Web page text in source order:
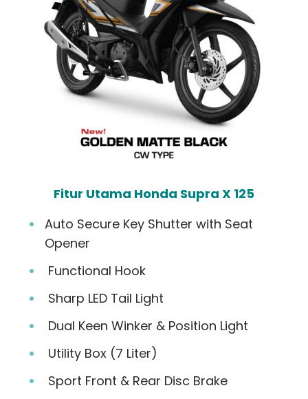
Fitur Utama Honda Supra X 125
Auto Secure Key Shutter with Seat
Opener
Functional Hook
Sharp LED Tail Light
Dual Keen Winker & Position Light
Utility Box (7 Liter)
Sport Front & Rear Disc Brake